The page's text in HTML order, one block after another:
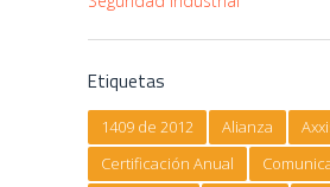
Etiquetas
1409 de 2012 Alianza
Certificación Anual